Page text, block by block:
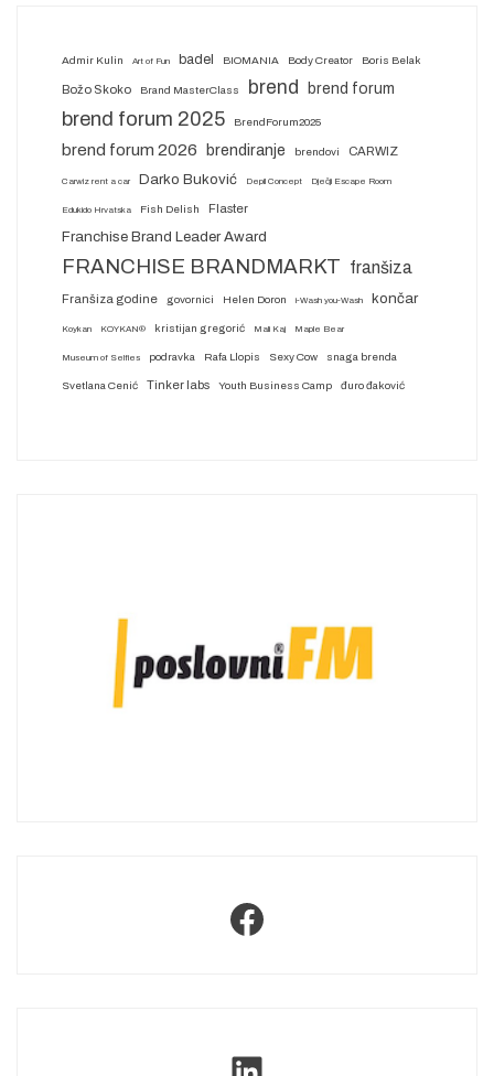
Admir Kulin Art of Fun badel BIOMANIA Body Creator Boris Belak
Božo Skoko Brand MasterClass brend brend forum
brend forum 2025 BrendForum2025
brend forum 2026 brendiranje brendovi CARWIZ
Carwiz rent a car Darko Buković Depil Concept Dječji Escape Room
Edukido Hrvatska Fish Delish Flaster
Franchise Brand Leader Award
FRANCHISE BRANDMARKT franšiza
Franšiza godine govornici Helen Doron i-Wash you-Wash končar
Koykan KOYKAN® kristijan gregorić Mali Kaj Maple Bear
Museum of Selfies podravka Rafa Llopis Sexy Cow snaga brenda
Svetlana Cenić Tinker labs Youth Business Camp đuro đaković